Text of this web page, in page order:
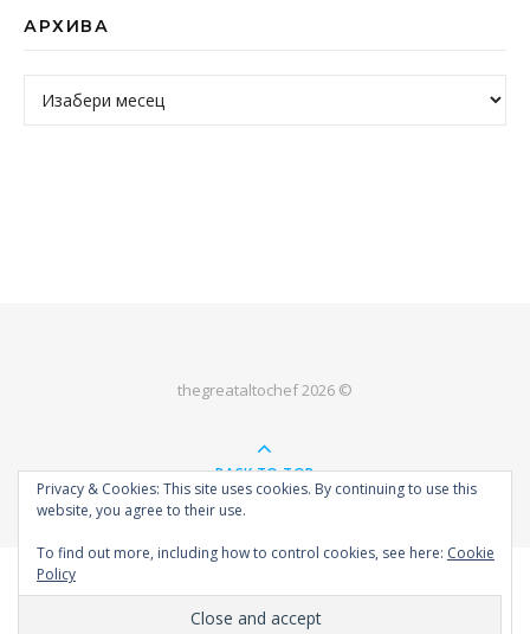
АРХИВА
Архива
thegreataltochef 2026 ©
BACK TO TOP
Privacy & Cookies: This site uses cookies. By continuing to use this
website, you agree to their use.
To find out more, including how to control cookies, see here: Cookie
Policy